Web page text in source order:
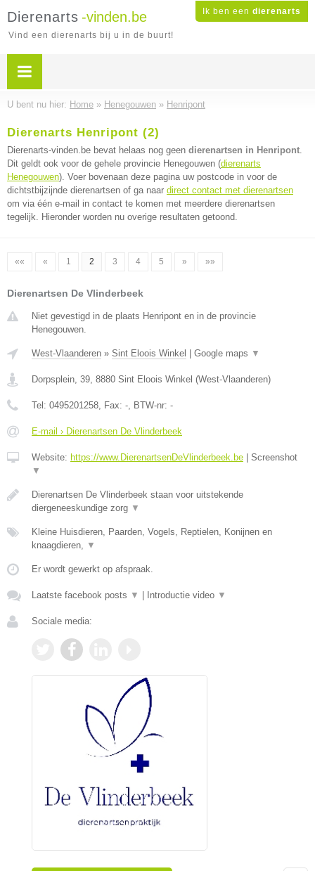
Ik ben een dierenarts
Dierenarts -vinden.be
Vind een dierenarts bij u in de buurt!
U bent nu hier: Home » Henegouwen » Henripont
Dierenarts Henripont (2)
Dierenarts-vinden.be bevat helaas nog geen dierenartsen in Henripont.
Dit geldt ook voor de gehele provincie Henegouwen (dierenarts
Henegouwen). Voer bovenaan deze pagina uw postcode in voor de
dichtstbijzijnde dierenartsen of ga naar direct contact met dierenartsen
om via één e-mail in contact te komen met meerdere dierenartsen
tegelijk. Hieronder worden nu overige resultaten getoond.
«« « 1 2 3 4 5 » »»
Dierenartsen De Vlinderbeek
Niet gevestigd in de plaats Henripont en in de provincie
Henegouwen.
West-Vlaanderen » Sint Eloois Winkel Google maps ▼
Dorpsplein, 39, 8880 Sint Eloois Winkel (West-Vlaanderen)
Tel: 0495201258, Fax: -, BTW-nr: -
E-mail › Dierenartsen De Vlinderbeek
Website: https://www.DierenartsenDeVlinderbeek.be
Screenshot
▼
Dierenartsen De Vlinderbeek staan voor uitstekende
diergeneeskundige zorg ▼
Kleine Huisdieren, Paarden, Vogels, Reptielen, Konijnen en
knaagdieren, ▼
Er wordt gewerkt op afspraak.
Laatste facebook posts ▼ Introductie video ▼
Sociale media: